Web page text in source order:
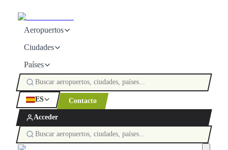
Aeropuertos
Ciudades
Países
ES Contacto
Acceder